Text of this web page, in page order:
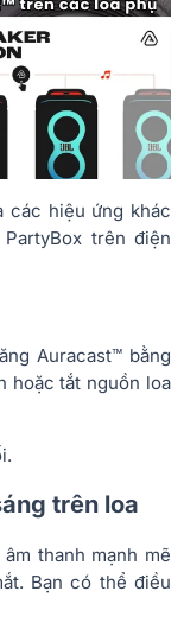
các hiệu ứng khác
trên điện
Auracast™ bằng
hoặc tắt nguồn loa
trên loa
thanh mạnh mẽ
Bạn có thể điều